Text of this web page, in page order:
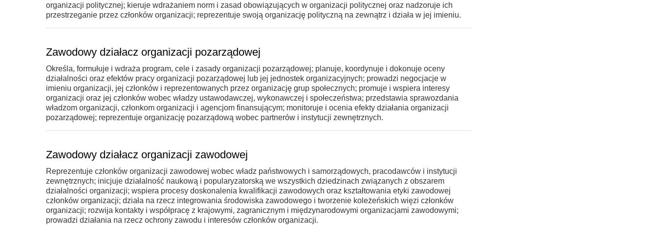
organizacji politycznej; kieruje wdrażaniem norm i zasad obowiązujących w organizacji politycznej oraz nadzoruje ich
przestrzeganie przez członków organizacji; reprezentuje swoją organizację polityczną na zewnątrz i działa w jej imieniu.
Zawodowy działacz organizacji pozarządowej
Określa, formułuje i wdraża program, cele i zasady organizacji pozarządowej; planuje, koordynuje i dokonuje oceny
działalności oraz efektów pracy organizacji pozarządowej lub jej jednostek organizacyjnych; prowadzi negocjacje w
imieniu organizacji, jej członków i reprezentowanych przez organizację grup społecznych; promuje i wspiera interesy
organizacji oraz jej członków wobec władzy ustawodawczej, wykonawczej i społeczeństwa; przedstawia sprawozdania
władzom organizacji, członkom organizacji i agencjom finansującym; monitoruje i ocenia efekty działania organizacji
pozarządowej; reprezentuje organizację pozarządową wobec partnerów i instytucji zewnętrznych.
Zawodowy działacz organizacji zawodowej
Reprezentuje członków organizacji zawodowej wobec władz państwowych i samorządowych, pracodawców i instytucji
zewnętrznych; inicjuje działalność naukową i popularyzatorską we wszystkich dziedzinach związanych z obszarem
działalności organizacji; wspiera procesy doskonalenia kwalifikacji zawodowych oraz kształtowania etyki zawodowej
członków organizacji; działa na rzecz integrowania środowiska zawodowego i tworzenie koleżeńskich więzi członków
organizacji; rozwija kontakty i współpracę z krajowymi, zagranicznym i międzynarodowymi organizacjami zawodowymi;
prowadzi działania na rzecz ochrony zawodu i interesów członków organizacji.